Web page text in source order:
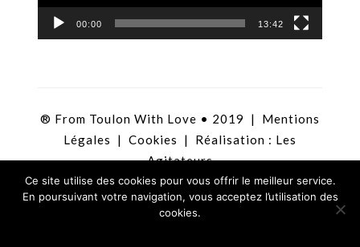
00:00 13:42
® From Toulon With Love • 2019 | Mentions
Légales
| Cookies | Réalisation : Les
Agitateurs
Ce site utilise des cookies pour vous offrir le meilleur service.
En poursuivant votre navigation, vous acceptez l’utilisation des
cookies.